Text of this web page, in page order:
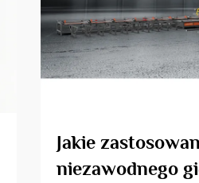
Jakie
niezawodnego